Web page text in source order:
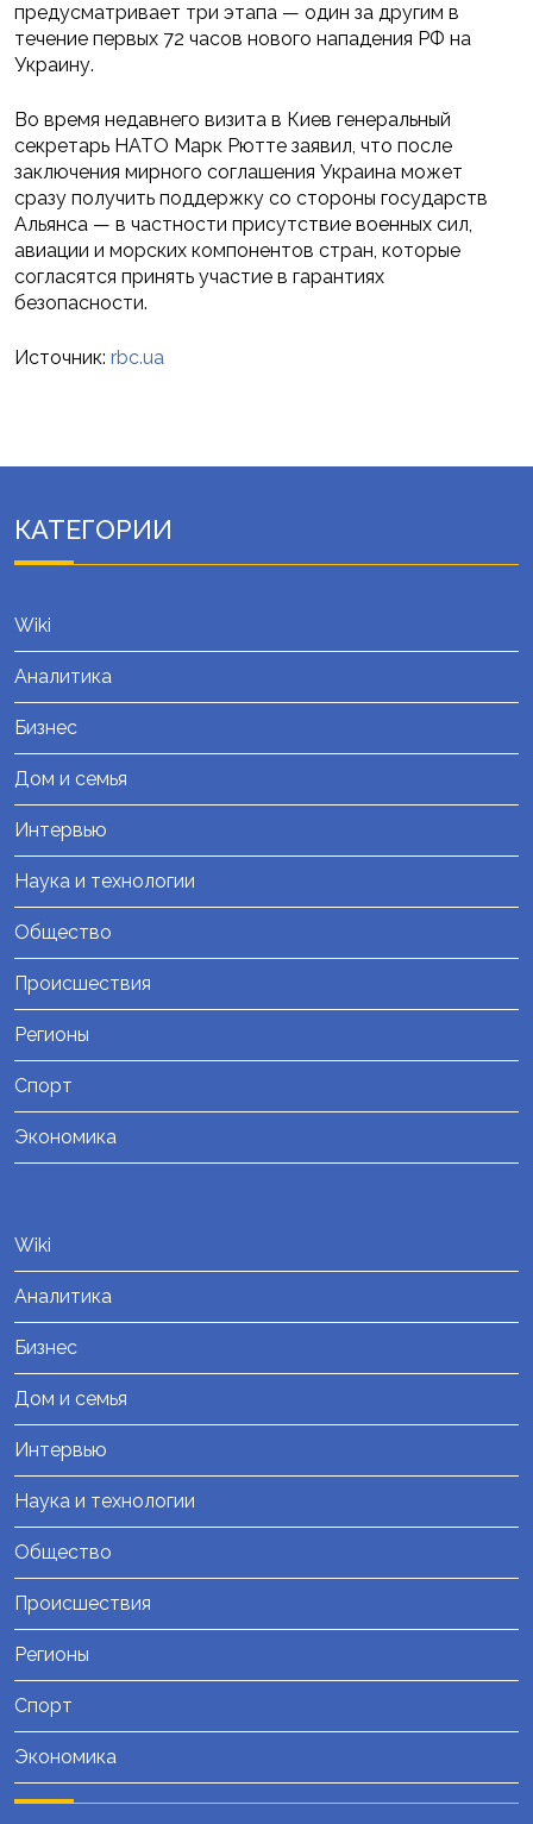
предусматривает три этапа — один за другим в
течение первых 72 часов нового нападения РФ на
Украину.
Во время недавнего визита в Киев генеральный
секретарь НАТО Марк Рютте заявил, что после
заключения мирного соглашения Украина может
сразу получить поддержку со стороны государств
Альянса — в частности присутствие военных сил,
авиации и морских компонентов стран, которые
согласятся принять участие в гарантиях
безопасности.
Источник: rbc.ua
КАТЕГОРИИ
Wiki
Аналитика
Бизнес
Дом и семья
Интервью
Наука и технологии
Общество
Происшествия
Регионы
Спорт
Экономика
Wiki
Аналитика
Бизнес
Дом и семья
Интервью
Наука и технологии
Общество
Происшествия
Регионы
Спорт
Экономика